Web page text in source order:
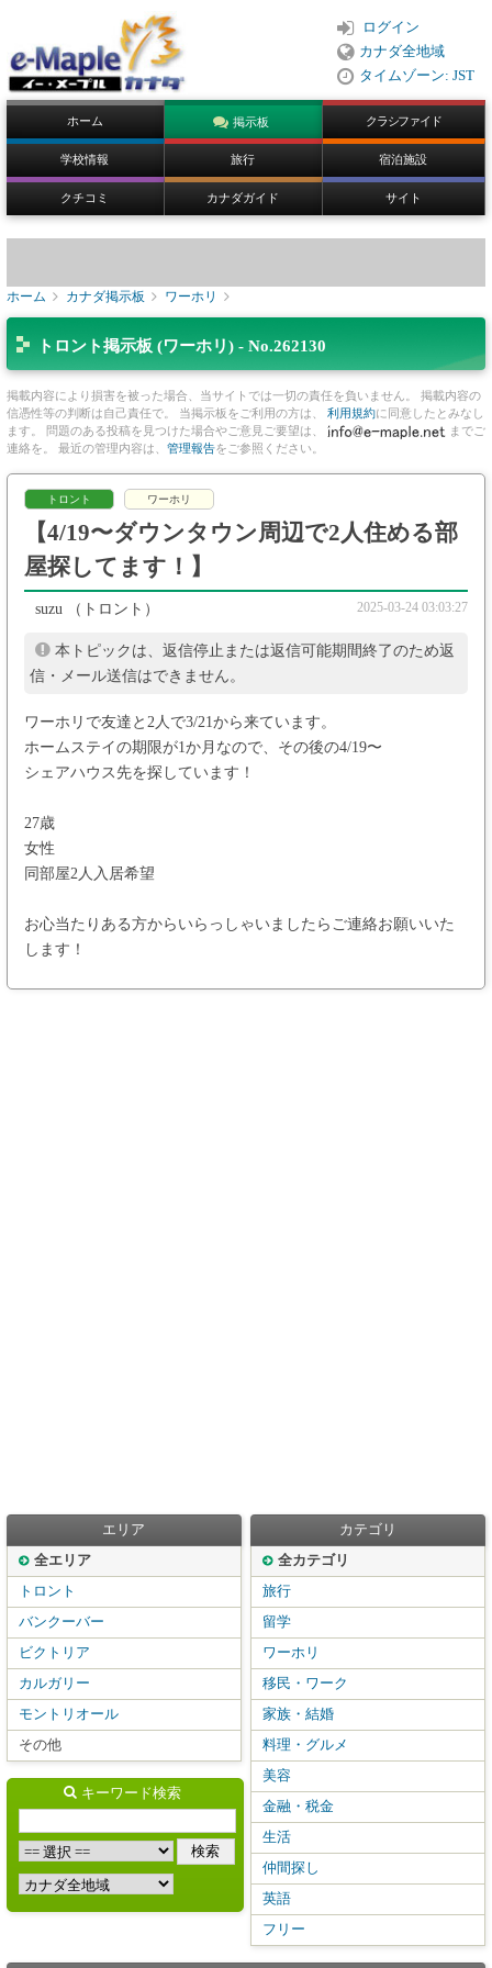
ログイン
カナダ全地域
タイムゾーン: JST
ホーム 掲示板 クラシファイド
学校情報 旅行 宿泊施設
クチコミ カナダガイド サイト
ホーム カナダ掲示板 ワーホリ
トロント掲示板 (ワーホリ) - No.262130
掲載内容により損害を被った場合、当サイトでは一切の責任を負いません。 掲載内容の
信憑性等の判断は自己責任で。 当掲示板をご利用の方は、 利用規約に同意したとみなし
ます。 問題のある投稿を見つけた場合やご意見ご要望は、
までご
連絡を。 最近の管理内容は、 管理報告をご参照ください。
トロント ワーホリ
【4/19〜ダウンタウン周辺で2人住める部
屋探してます！】
suzu （トロント） 2025-03-24 03:03:27
本トピックは、返信停止または返信可能期間終了のため返
信・メール送信はできません。
ワーホリで友達と2人で3/21から来ています。
ホームステイの期限が1か月なので、その後の4/19〜
シェアハウス先を探しています！
27歳
女性
同部屋2人入居希望
お心当たりある方からいらっしゃいましたらご連絡お願いいた
します！
エリア
全エリア
トロント
バンクーバー
ビクトリア
カルガリー
モントリオール
その他
カテゴリ
全カテゴリ
旅行
留学
ワーホリ
移民・ワーク
家族・結婚
料理・グルメ
美容
金融・税金
生活
仲間探し
英語
フリー
キーワード検索